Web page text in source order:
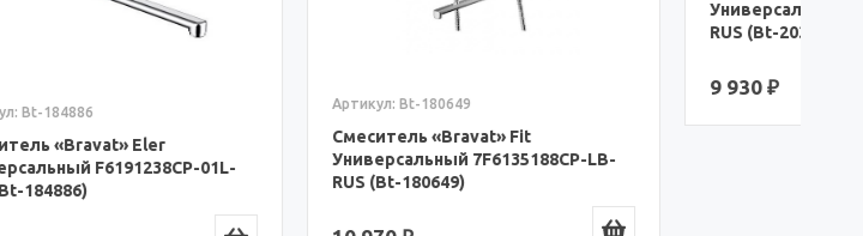
Смеситель «Bravat» Fit
Универсальный 7F6135188CP-LB-